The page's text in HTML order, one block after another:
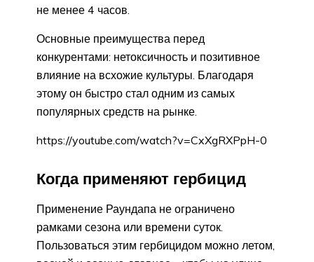
не менее 4 часов.
Основные преимущества перед
конкурентами: нетоксичность и позитивное
влияние на всхожие культуры. Благодаря
этому он быстро стал одним из самых
популярных средств на рынке.
https://youtube.com/watch?v=CxXgRXPpH-0
Когда применяют гербицид
Применение Раундапа не ограничено
рамками сезона или времени суток.
Пользоваться этим гербицидом можно летом,